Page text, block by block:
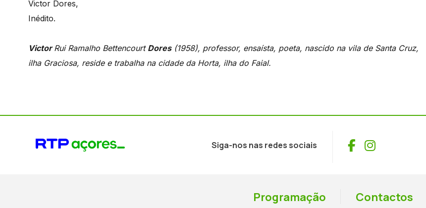
Victor Dores,
Inédito.
VictorRui Ramalho Bettencourt Dores(1958), professor, ensaísta, poeta, nascido na vila de Santa Cruz,
ilha Graciosa, reside e trabalha na cidade da Horta, ilha do Faial.
Siga-nos nas redes sociais Facebook
Instagram
Programação Contactos